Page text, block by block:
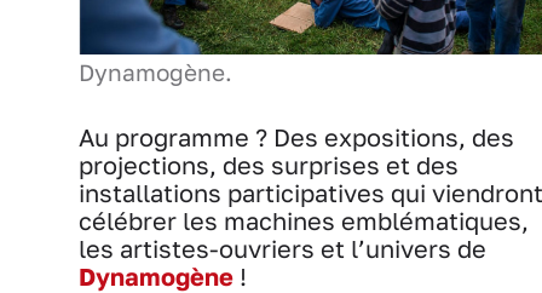
Dynamogène.
Au programme ? Des expositions, des
projections, des surprises et des
installations participatives qui viendront
célébrer les machines emblématiques,
les artistes-ouvriers et l’univers de
Dynamogène !